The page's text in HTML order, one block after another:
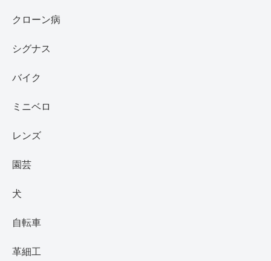
クローン病
シグナス
バイク
ミニベロ
レンズ
園芸
犬
自転車
革細工